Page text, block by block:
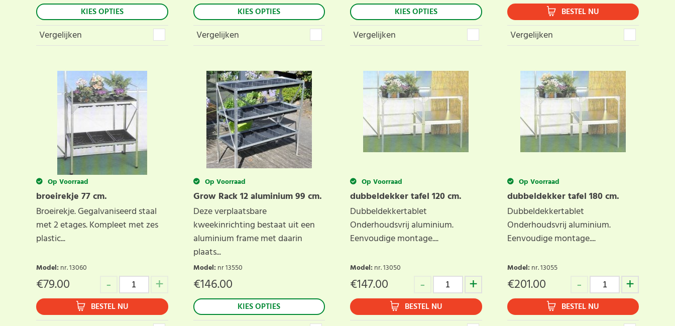
KIES OPTIES
Vergelijken
KIES OPTIES
Vergelijken
KIES OPTIES
Vergelijken
BESTEL NU
Vergelijken
Op Voorraad
broeirekje 77 cm.
Broeirekje. Gegalvaniseerd staal
met 2 etages. Kompleet met zes
plastic...
Model: nr. 13060
€79.00
BESTEL NU
Op Voorraad
Grow Rack 12 aluminium 99 cm.
Deze verplaatsbare
kweekinrichting bestaat uit een
aluminium frame met daarin
plaats...
Model: nr 13550
€146.00
KIES OPTIES
Op Voorraad
dubbeldekker tafel 120 cm.
Dubbeldekkertablet
Onderhoudsvrij aluminium.
Eenvoudige montage....
Model: nr. 13050
€147.00
BESTEL NU
Op Voorraad
dubbeldekker tafel 180 cm.
Dubbeldekkertablet
Onderhoudsvrij aluminium.
Eenvoudige montage....
Model: nr. 13055
€201.00
BESTEL NU